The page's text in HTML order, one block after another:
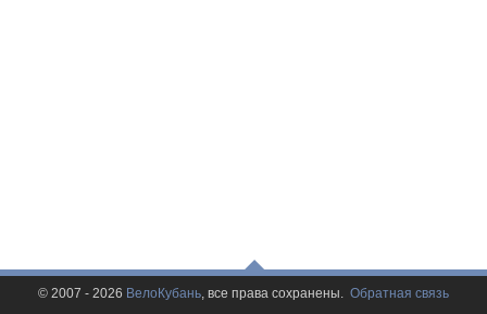
© 2007 - 2026 ВелоКубань, все права сохранены. Обратная связь